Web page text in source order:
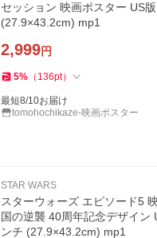
セッション 映画ポスター US
(27.9×43.2cm) mp1
2,999円
5% （ 136pt）
最短8/10お届け
tomohochikaze-映画ポスター
STAR WARS
スターウォーズ エピソード5
国の逆襲 40周年記念デザイン
ンチ (27.9×43.2cm) mp1